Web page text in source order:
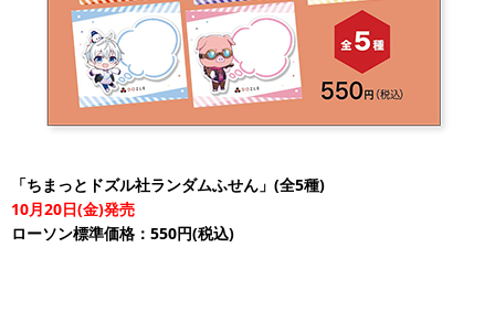
「ちまっとドズル社ランダムふせん」(全5種)
10月20日(金)発売
ローソン標準価格：550円(税込)